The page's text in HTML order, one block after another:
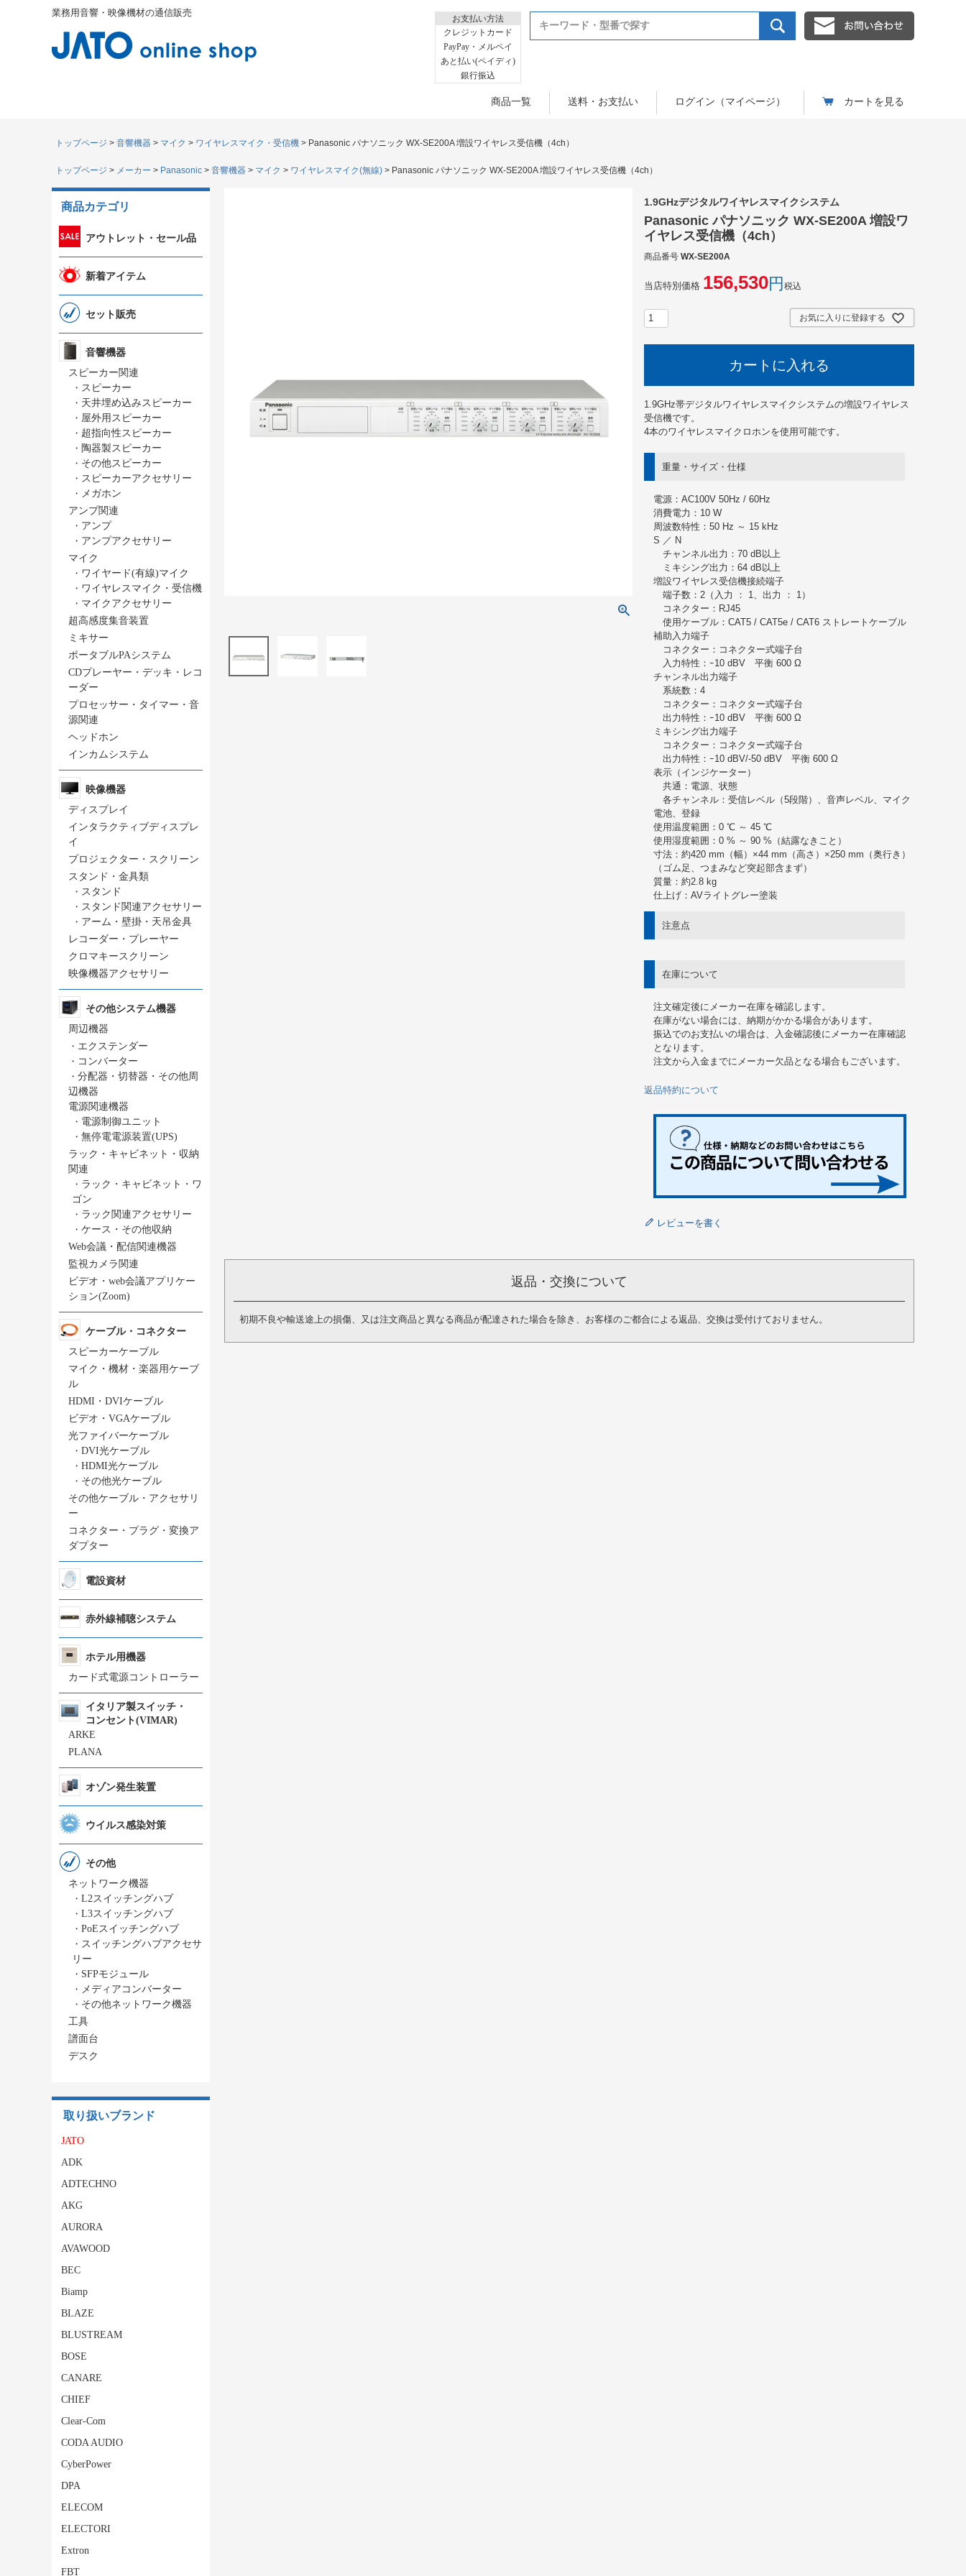
業務用音響・映像機材の通信販売
お支払い方法
クレジットカード
PayPay・メルペイ
あと払い(ペイディ)
銀行振込
商品一覧 送料・お支払い ログイン（マイページ） カートを見る
トップページ 音響機器 マイク ワイヤレスマイク・受信機 Panasonic パナソニック WX-SE200A 増設ワイヤレス受信機（4ch）
トップページ メーカー Panasonic 音響機器 マイク ワイヤレスマイク(無線) Panasonic パナソニック WX-SE200A 増設ワイヤレス受信機（4ch）
商品カテゴリ
アウトレット・セール品
新着アイテム
セット販売
音響機器
スピーカー関連
・ スピーカー
・ 天井埋め込みスピーカー
・ 屋外用スピーカー
・ 超指向性スピーカー
・ 陶器製スピーカー
・ その他スピーカー
・ スピーカーアクセサリー
・ メガホン
アンプ関連
・ アンプ
・ アンプアクセサリー
マイク
・ ワイヤード(有線)マイク
・ ワイヤレスマイク・受信機
・ マイクアクセサリー
超高感度集音装置
ミキサー
ポータブルPAシステム
CDプレーヤー・デッキ・レコ
ーダー
プロセッサー・タイマー・音
源関連
ヘッドホン
インカムシステム
映像機器
ディスプレイ
インタラクティブディスプレ
イ
プロジェクター・スクリーン
スタンド・金具類
・ スタンド
・ スタンド関連アクセサリー
・ アーム・壁掛・天吊金具
レコーダー・プレーヤー
クロマキースクリーン
映像機器アクセサリー
その他システム機器
周辺機器
・ エクステンダー
・ コンバーター
・ 分配器・切替器・その他周
辺機器
電源関連機器
・ 電源制御ユニット
・ 無停電電源装置(UPS)
ラック・キャビネット・収納
関連
・ ラック・キャビネット・ワ
ゴン
・ ラック関連アクセサリー
・ ケース・その他収納
Web会議・配信関連機器
監視カメラ関連
ビデオ・web会議アプリケー
ション(Zoom)
ケーブル・コネクター
スピーカーケーブル
マイク・機材・楽器用ケーブ
ル
HDMI・DVIケーブル
ビデオ・VGAケーブル
光ファイバーケーブル
・ DVI光ケーブル
・ HDMI光ケーブル
・ その他光ケーブル
その他ケーブル・アクセサリ
ー
コネクター・プラグ・変換ア
ダプター
電設資材
赤外線補聴システム
ホテル用機器
カード式電源コントローラー
イタリア製スイッチ・
コンセント(VIMAR)
ARKE
PLANA
オゾン発生装置
ウイルス感染対策
その他
ネットワーク機器
・ L2スイッチングハブ
・ L3スイッチングハブ
・ PoEスイッチングハブ
・ スイッチングハブアクセサ
リー
・ SFPモジュール
・ メディアコンバーター
・ その他ネットワーク機器
工具
譜面台
デスク
取り扱いブランド
JATO
ADK
ADTECHNO
AKG
AURORA
AVAWOOD
BEC
Biamp
BLAZE
BLUSTREAM
BOSE
CANARE
CHIEF
Clear-Com
CODA AUDIO
CyberPower
DPA
ELECOM
ELECTORI
Extron
FBT
1.9GHzデジタルワイヤレスマイクシステム
Panasonic パナソニック WX-SE200A 増設ワ
イヤレス受信機（4ch）
商品番号 WX-SE200A
当店特別価格 156,530 税込
お気に入りに登録する
カートに入れる
1.9GHz帯デジタルワイヤレスマイクシステムの増設ワイヤレス
受信機です。
4本のワイヤレスマイクロホンを使用可能です。
重量・サイズ・仕様
電源：AC100V 50Hz / 60Hz
消費電力：10 W
周波数特性：50 Hz ～ 15 kHz
S ／ N
チャンネル出力：70 dB以上
ミキシング出力：64 dB以上
増設ワイヤレス受信機接続端子
端子数：2（入力 ： 1、出力 ： 1）
コネクター：RJ45
使用ケーブル：CAT5 / CAT5e / CAT6 ストレートケーブル
補助入力端子
コネクター：コネクター式端子台
入力特性：ｰ10 dBV 平衡 600 Ω
チャンネル出力端子
系統数：4
コネクター：コネクター式端子台
出力特性：ｰ10 dBV 平衡 600 Ω
ミキシング出力端子
コネクター：コネクター式端子台
出力特性：ｰ10 dBV/-50 dBV 平衡 600 Ω
表示（インジケーター）
共通：電源、状態
各チャンネル：受信レベル（5段階）、音声レベル、マイク
電池、登録
使用温度範囲：0 ℃ ～ 45 ℃
使用湿度範囲：0 % ～ 90 %（結露なきこと）
寸法：約420 mm（幅）×44 mm（高さ）×250 mm（奥行き）
（ゴム足、つまみなど突起部含まず）
質量：約2.8 kg
仕上げ：AVライトグレー塗装
注意点
在庫について
注文確定後にメーカー在庫を確認します。
在庫がない場合には、納期がかかる場合があります。
振込でのお支払いの場合は、入金確認後にメーカー在庫確認
となります。
注文から入金までにメーカー欠品となる場合もございます。
返品特約について
レビューを書く
返品・交換について
初期不良や輸送途上の損傷、又は注文商品と異なる商品が配達された場合を除き、お客様のご都合による返品、交換は受付けておりません。